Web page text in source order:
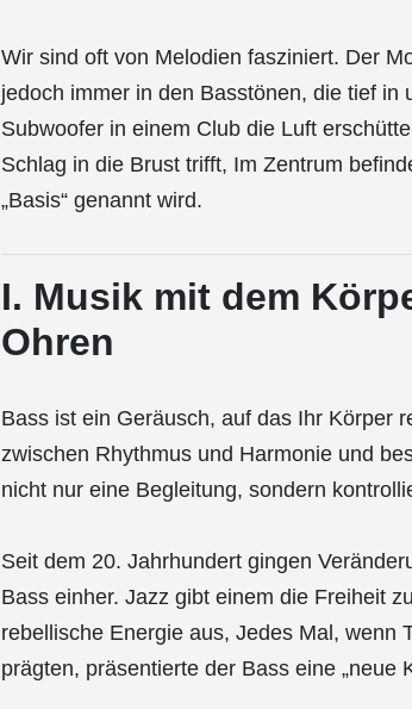
Wir sind oft von Melodien fasziniert. Der
jedoch immer in den Basstönen, die tief
Subwoofer in einem Club die Luft
Schlag in die Brust trifft, Im Zentrum
„Basis“ genannt wird.
I. Musik mit dem
Ohren
Bass ist ein Geräusch, auf das Ihr Körper
zwischen Rhythmus und Harmonie und
nicht nur eine Begleitung, sondern
Seit dem 20. Jahrhundert gingen
Bass einher. Jazz gibt einem die Freiheit
rebellische Energie aus, Jedes Mal, wenn
prägten, präsentierte der Bass eine „neue